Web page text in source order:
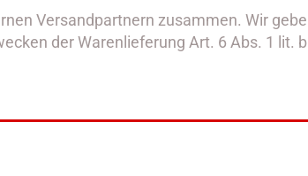
Versandpartnern zusammen. Wir
der Warenlieferung Art. 6 Abs. 1 lit. b